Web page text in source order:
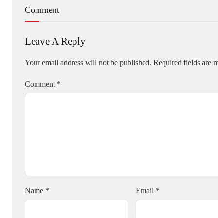
Comment
Leave A Reply
Your email address will not be published. Required fields are
Comment *
Name * Email *